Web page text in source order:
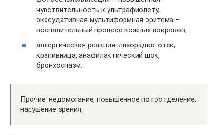
чувствительность к ультрафиолету,
экссудативная мультиформная эритема –
воспалительный процесс кожных покровов;
аллергическая реакция: лихорадка, отек,
крапивница, анафилактический шок,
бронхоспазм.
Прочие: недомогание, повышенное потоотделение,
нарушение зрения.